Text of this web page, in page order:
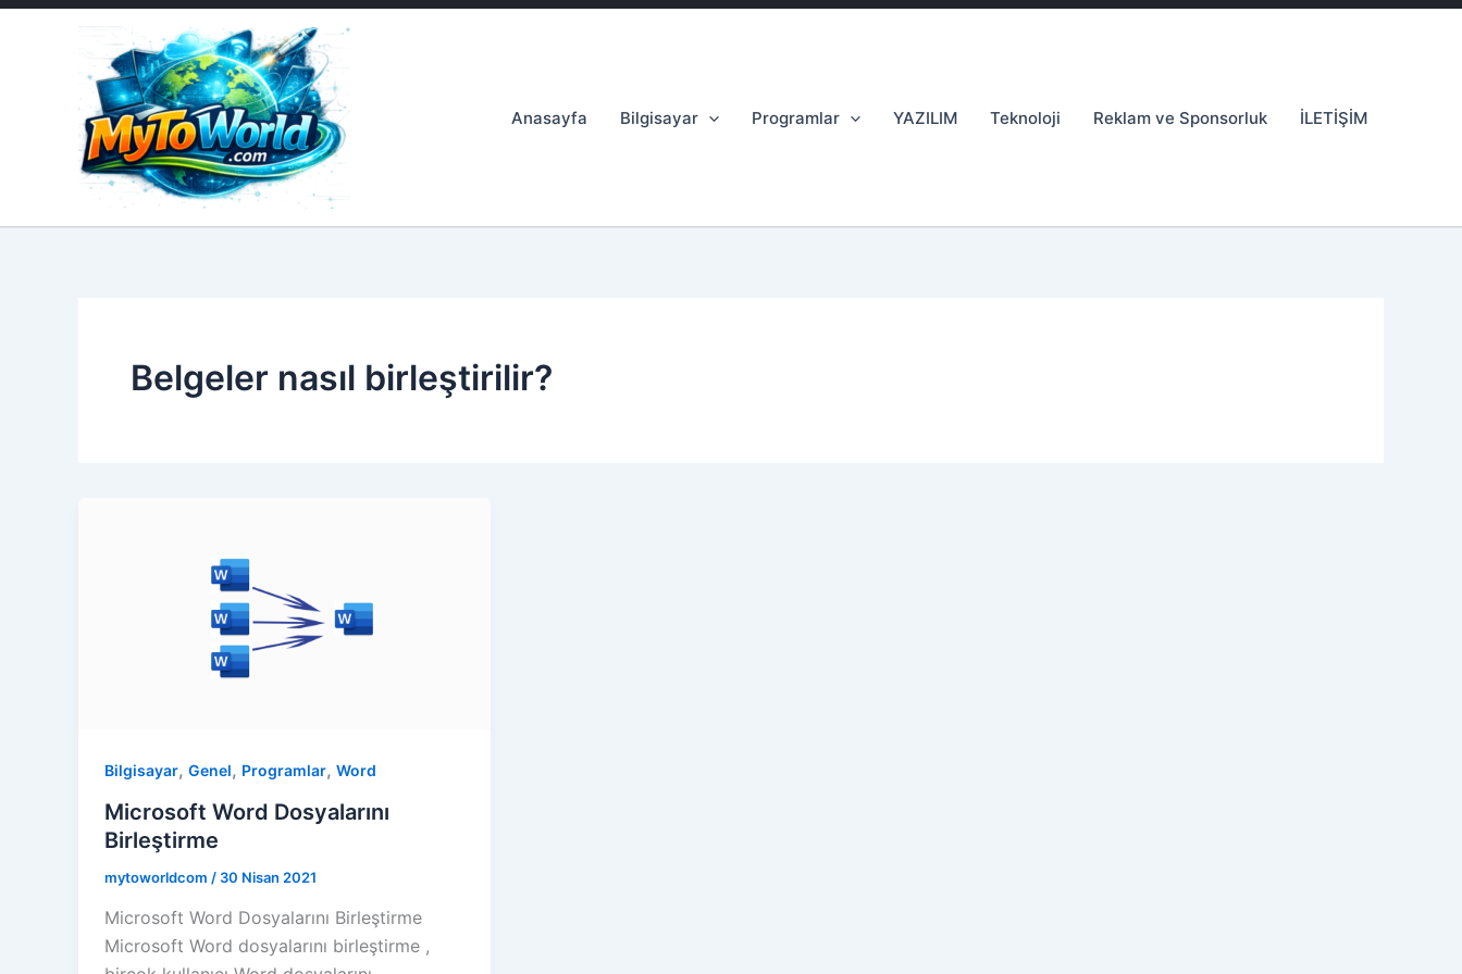
İçeriğe
Anasayfa Bilgisayar Programlar YAZILIM Teknoloji Reklam ve Sponsorluk İLETİŞİM
Belgeler nasıl birleştirilir?
Bilgisayar, Genel, Programlar, Word
Microsoft Word Dosyalarını
Birleştirme
mytoworldcom / 30 Nisan 2021
Microsoft Word Dosyalarını Birleştirme
Microsoft Word dosyalarını birleştirme ,